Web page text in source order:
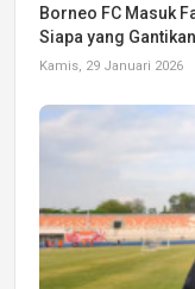
Borneo FC Masuk
Siapa yang
Kamis, 29 Januari 2026